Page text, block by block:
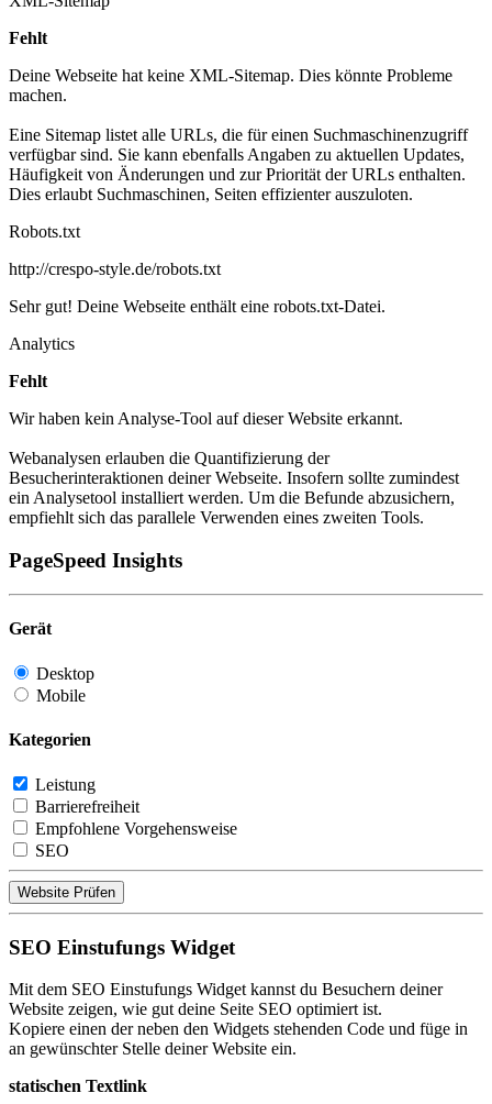
Fehlt
Deine Webseite hat keine XML-Sitemap. Dies könnte Probleme
machen.
Eine Sitemap listet alle URLs, die für einen Suchmaschinenzugriff
verfügbar sind. Sie kann ebenfalls Angaben zu aktuellen Updates,
Häufigkeit von Änderungen und zur Priorität der URLs enthalten.
Dies erlaubt Suchmaschinen, Seiten effizienter auszuloten.
Robots.txt
http://crespo-style.de/robots.txt
Sehr gut! Deine Webseite enthält eine robots.txt-Datei.
Analytics
Fehlt
Wir haben kein Analyse-Tool auf dieser Website erkannt.
Webanalysen erlauben die Quantifizierung der
Besucherinteraktionen deiner Webseite. Insofern sollte zumindest
ein Analysetool installiert werden. Um die Befunde abzusichern,
empfiehlt sich das parallele Verwenden eines zweiten Tools.
PageSpeed Insights
Gerät
Desktop
Mobile
Kategorien
Leistung
Barrierefreiheit
Empfohlene Vorgehensweise
SEO
Website Prüfen
SEO Einstufungs Widget
Mit dem SEO Einstufungs Widget kannst du Besuchern deiner
Website zeigen, wie gut deine Seite SEO optimiert ist.
Kopiere einen der neben den Widgets stehenden Code und füge in
an gewünschter Stelle deiner Website ein.
statischen Textlink